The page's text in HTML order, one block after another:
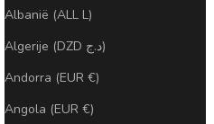
Albanië (ALL L)
Algerije (DZD د.ج)
Andorra (EUR €)
Angola (EUR €)